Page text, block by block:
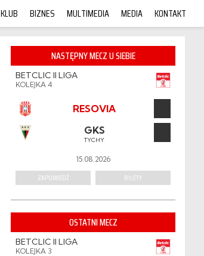
KLUB BIZNES MULTIMEDIA MEDIA KONTAKT
NASTĘPNY MECZ U SIEBIE
BETCLIC II LIGA
KOLEJKA 4
RESOVIA
GKS
TYCHY
15.08.2026
ZAPOWIEDŹ BILETY
OSTATNI MECZ
BETCLIC II LIGA
KOLEJKA 3